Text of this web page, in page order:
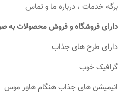
برگه خدمات ، درباره ما و تماس
دارای فروشگاه و فروش محصولات به
دارای طرح های جذاب
گرافیک خوب
انیمیشن های جذاب هنگام هاور موس